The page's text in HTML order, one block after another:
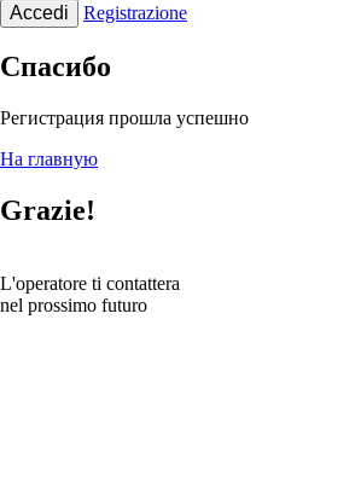
Accedi Registrazione
Спасибо
Регистрация прошла успешно
На главную
Grazie!
L'operatore ti contattera
nel prossimo futuro